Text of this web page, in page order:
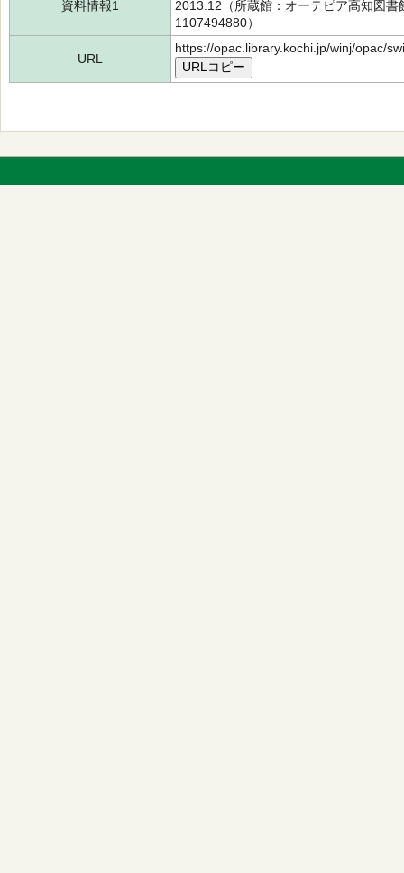
資料情報1
2013.12（所蔵館：オーテピア高知
1107494880）
URL
https://opac.library.kochi.jp/winj/opac/
URLコピー